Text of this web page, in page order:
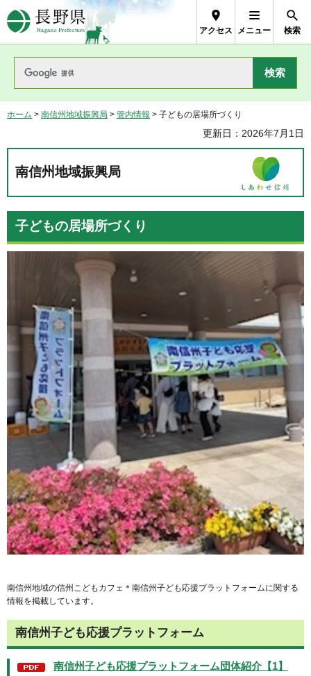
長野県Nagano Prefecture
アクセス メニュー 検索
ホーム > 南信州地域振興局 > 管内情報 > 子どもの居場所づくり
更新日：2026年7月1日
南信州地域振興局
子どもの居場所づくり
南信州地域の信州こどもカフェ＊南信州子ども応援プラットフォームに関する
情報を掲載しています。
南信州子ども応援プラットフォーム
南信州子ども応援プラットフォーム団体紹介【1】